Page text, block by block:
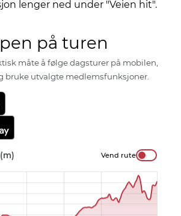
lenger ned under "Veien hit".
på turen
måte å følge dagsturer på mobilen,
bruke utvalgte medlemsfunksjoner.
Vend rute